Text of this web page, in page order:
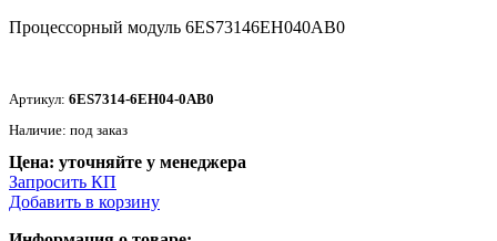
Процессорный модуль 6ES73146EH040AB0
Артикул: 6ES7314-6EH04-0AB0
Наличие: под заказ
Цена: уточняйте у менеджера
Запросить КП
Добавить в корзину